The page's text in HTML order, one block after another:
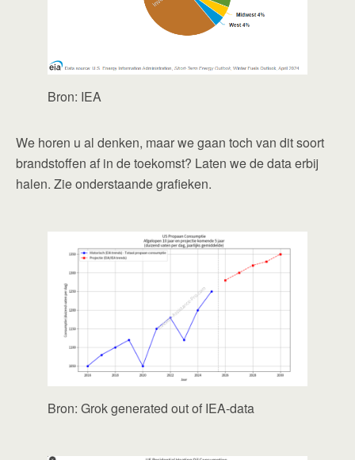
Bron: IEA
We horen u al denken, maar we gaan toch van dit soort
brandstoffen af in de toekomst? Laten we de data erbij
halen. Zie onderstaande grafieken.
Bron: Grok generated out of IEA-data